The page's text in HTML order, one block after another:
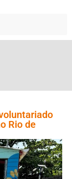
Rio de